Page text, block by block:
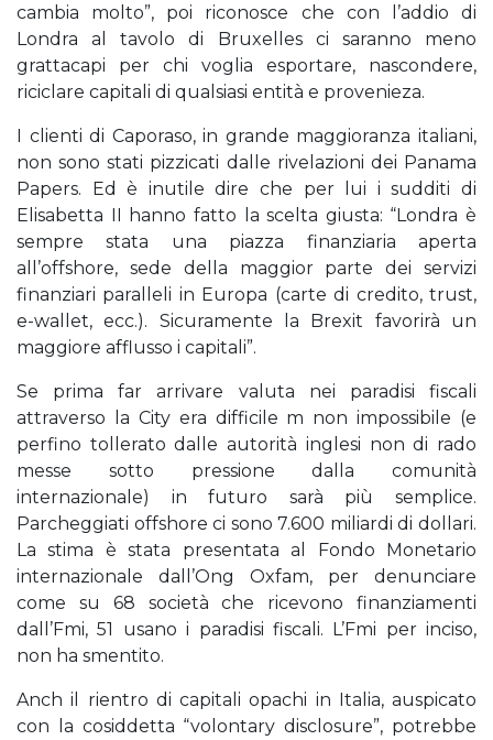
cambia molto”, poi riconosce che con l’addio di
Londra al tavolo di Bruxelles ci saranno meno
grattacapi per chi voglia esportare, nascondere,
riciclare capitali di qualsiasi entità e provenieza.
I clienti di Caporaso, in grande maggioranza italiani,
non sono stati pizzicati dalle rivelazioni dei Panama
Papers. Ed è inutile dire che per lui i sudditi di
Elisabetta II hanno fatto la scelta giusta: “Londra è
sempre stata una piazza finanziaria aperta
all’offshore, sede della maggior parte dei servizi
finanziari paralleli in Europa (carte di credito, trust,
e-wallet, ecc.). Sicuramente la Brexit favorirà un
maggiore afflusso i capitali”.
Se prima far arrivare valuta nei paradisi fiscali
attraverso la City era difficile m non impossibile (e
perfino tollerato dalle autorità inglesi non di rado
messe sotto pressione dalla comunità
internazionale) in futuro sarà più semplice.
Parcheggiati offshore ci sono 7.600 miliardi di dollari.
La stima è stata presentata al Fondo Monetario
internazionale dall’Ong Oxfam, per denunciare
come su 68 società che ricevono finanziamenti
dall’Fmi, 51 usano i paradisi fiscali. L’Fmi per inciso,
non ha smentito.
Anch il rientro di capitali opachi in Italia, auspicato
con la cosiddetta “volontary disclosure”, potrebbe